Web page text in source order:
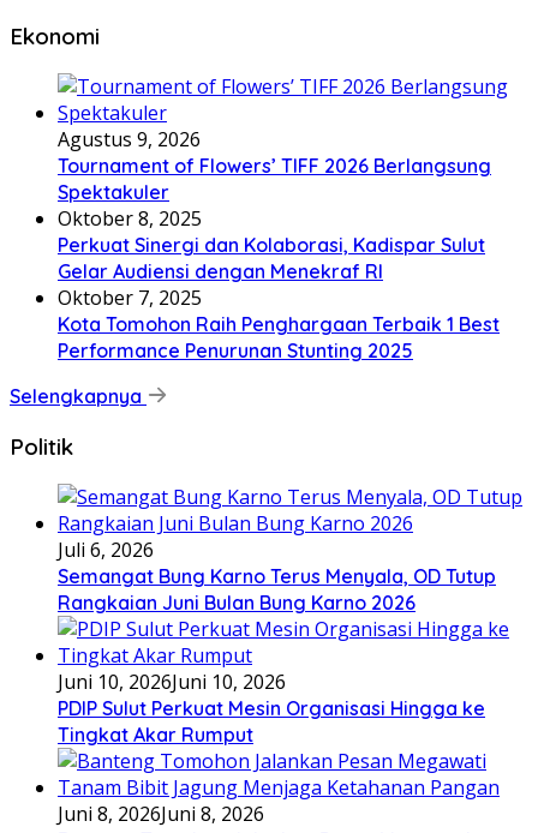
Ekonomi
Agustus 9, 2026
Tournament of Flowers’ TIFF 2026 Berlangsung
Spektakuler
Oktober 8, 2025
Perkuat Sinergi dan Kolaborasi, Kadispar Sulut
Gelar Audiensi dengan Menekraf RI
Oktober 7, 2025
Kota Tomohon Raih Penghargaan Terbaik 1 Best
Performance Penurunan Stunting 2025
Selengkapnya
Politik
Juli 6, 2026
Semangat Bung Karno Terus Menyala, OD Tutup
Rangkaian Juni Bulan Bung Karno 2026
Juni 10, 2026Juni 10, 2026
PDIP Sulut Perkuat Mesin Organisasi Hingga ke
Tingkat Akar Rumput
Juni 8, 2026Juni 8, 2026